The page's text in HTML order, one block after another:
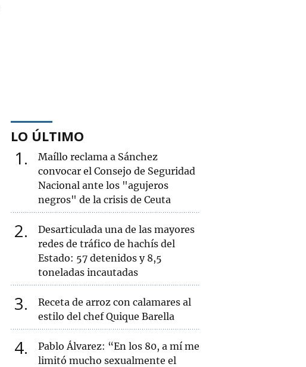
LO ÚLTIMO
1
Maíllo reclama a Sánchez
convocar el Consejo de Seguridad
Nacional ante los "agujeros
negros" de la crisis de Ceuta
2
Desarticulada una de las mayores
redes de tráfico de hachís del
Estado: 57 detenidos y 8,5
toneladas incautadas
3
Receta de arroz con calamares al
estilo del chef Quique Barella
4
Pablo Álvarez: “En los 80, a mí me
limitó mucho sexualmente el